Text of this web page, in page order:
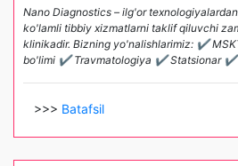
Nano Diagnostics – ilg'or
ko'lamli tibbiy xizmatlarni taklif qiluvchi
klinikadir. Bizning yo'nalishlarimiz: ✔
bo'limi ✔ Travmatologiya ✔ Statsionar ✔
>>> Batafsil